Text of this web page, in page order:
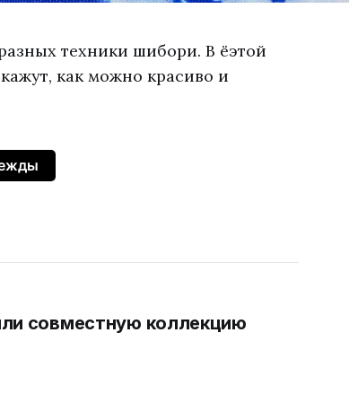
техники шибори. В ёэтой
как можно красиво и
совместную коллекцию